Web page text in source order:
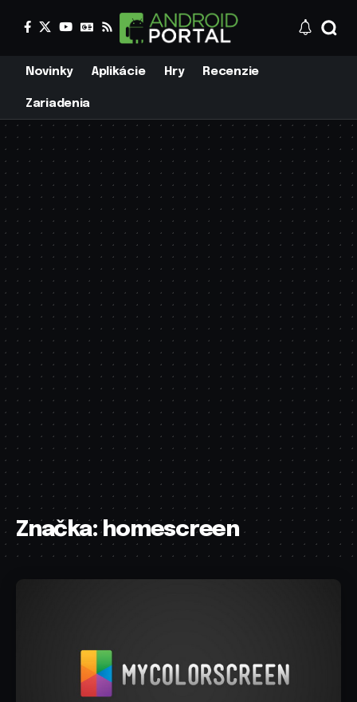
Novinky Aplikácie Hry Recenzie
Zariadenia
Značka:homescreen